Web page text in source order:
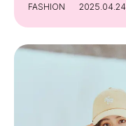
FASHION 2025.04.24